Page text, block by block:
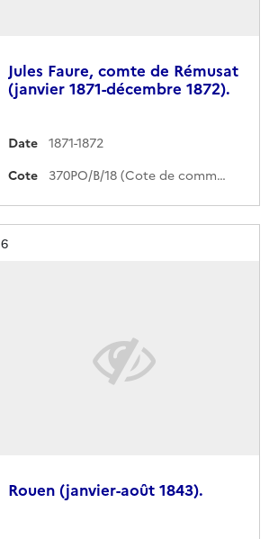
Jules Faure, comte de Rémusat
(janvier 1871-décembre 1872).
Date
1871-1872
Cote
370PO/B/18 (Cote de commande)
Résultat n°
6
Rouen (janvier-août 1843).